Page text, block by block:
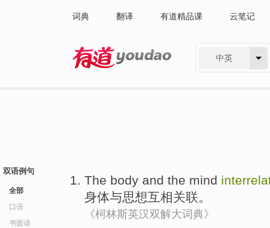
词典 翻译 有道精品课 云笔记
中英
双语例句
全部
口语
书面语
The body and the mind
身体与思想互相关联。
《柯林斯英汉双解大词典》